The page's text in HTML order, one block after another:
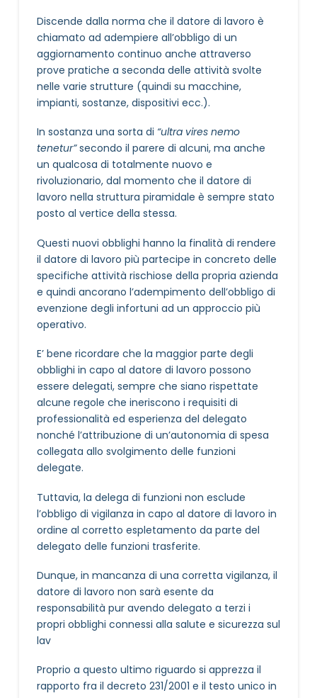
Discende dalla norma che il datore di lavoro è
chiamato ad adempiere all’obbligo di un
aggiornamento continuo anche attraverso
prove pratiche a seconda delle attività svolte
nelle varie strutture (quindi su macchine,
impianti, sostanze, dispositivi ecc.).
In sostanza una sorta di “ultra vires nemo
tenetur”secondo il parere di alcuni, ma anche
un qualcosa di totalmente nuovo e
rivoluzionario, dal momento che il datore di
lavoro nella struttura piramidale è sempre stato
posto al vertice della stessa.
Questi nuovi obblighi hanno la finalità di rendere
il datore di lavoro più partecipe in concreto delle
specifiche attività rischiose della propria azienda
e quindi ancorano l’adempimento dell’obbligo di
evenzione degli infortuni ad un approccio più
operativo.
E’ bene ricordare che la maggior parte degli
obblighi in capo al datore di lavoro possono
essere delegati, sempre che siano rispettate
alcune regole che ineriscono i requisiti di
professionalità ed esperienza del delegato
nonché l’attribuzione di un’autonomia di spesa
collegata allo svolgimento delle funzioni
delegate.
Tuttavia, la delega di funzioni non esclude
l’obbligo di vigilanza in capo al datore di lavoro in
ordine al corretto espletamento da parte del
delegato delle funzioni trasferite.
Dunque, in mancanza di una corretta vigilanza, il
datore di lavoro non sarà esente da
responsabilità pur avendo delegato a terzi i
propri obblighi connessi alla salute e sicurezza sul
lav
Proprio a questo ultimo riguardo si apprezza il
rapporto fra il decreto 231/2001 e il testo unico in